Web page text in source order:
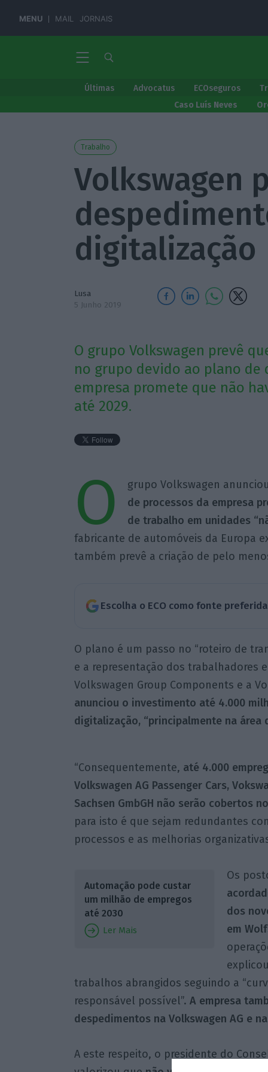
MENU MAIL JORNAIS
Últimas Advocatus ECOseguros
Caso Luís Neves
Trabalho
Volkswagen
digitalização
Lusa
5 Junho 2019
O grupo Volkswagen prevê
no grupo devido ao plano de
empresa promete que não
até 2029.
O grupo Volkswagen
de processos da empresa
de trabalho em unidades
fabricante de automóveis da Europa
também prevê a criação de pelo
Escolha o ECO como fonte
O plano é um passo no “roteiro de
e a representação dos trabalhadores
Volkswagen Group Components e a
anunciou o investimento até 4.000
digitalização, “principalmente na área
“Consequentemente, até 4.000
Volkswagen AG Passenger Cars,
Sachsen GmbGH não serão cobertos
para isto é que sejam redundantes
processos e as melhorias
Automação pode custar
um milhão de empregos
até 2030
Ler Mais
Os
dos
em
trabalhos abrangidos seguindo a
responsável possível”. A empresa
despedimentos na Volkswagen AG e
A este respeito, o presidente do